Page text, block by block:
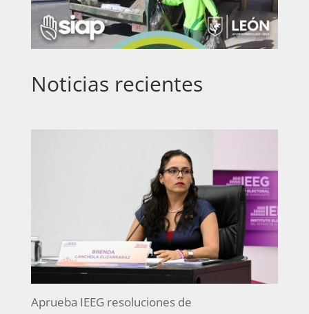
Noticias recientes
Aprueba IEEG resoluciones de